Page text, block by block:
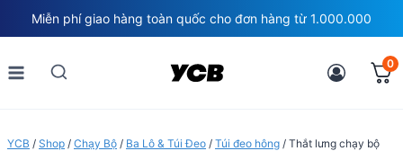
to
content
Miễn phí giao hàng toàn quốc cho đơn hàng từ 1.000.000
0
YCB / Shop / Chạy Bộ / Ba Lô & Túi Đeo / Túi đeo hông / Thắt lưng chạy bộ